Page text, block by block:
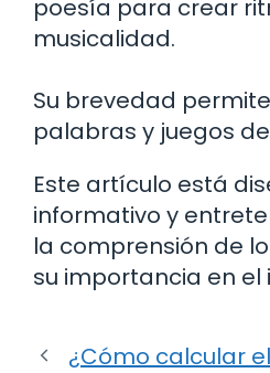
poesía para crear
musicalidad.
Su brevedad
palabras y juegos
Este artículo está
informativo y
la comprensión de
su importancia en el
¿Cómo calcular